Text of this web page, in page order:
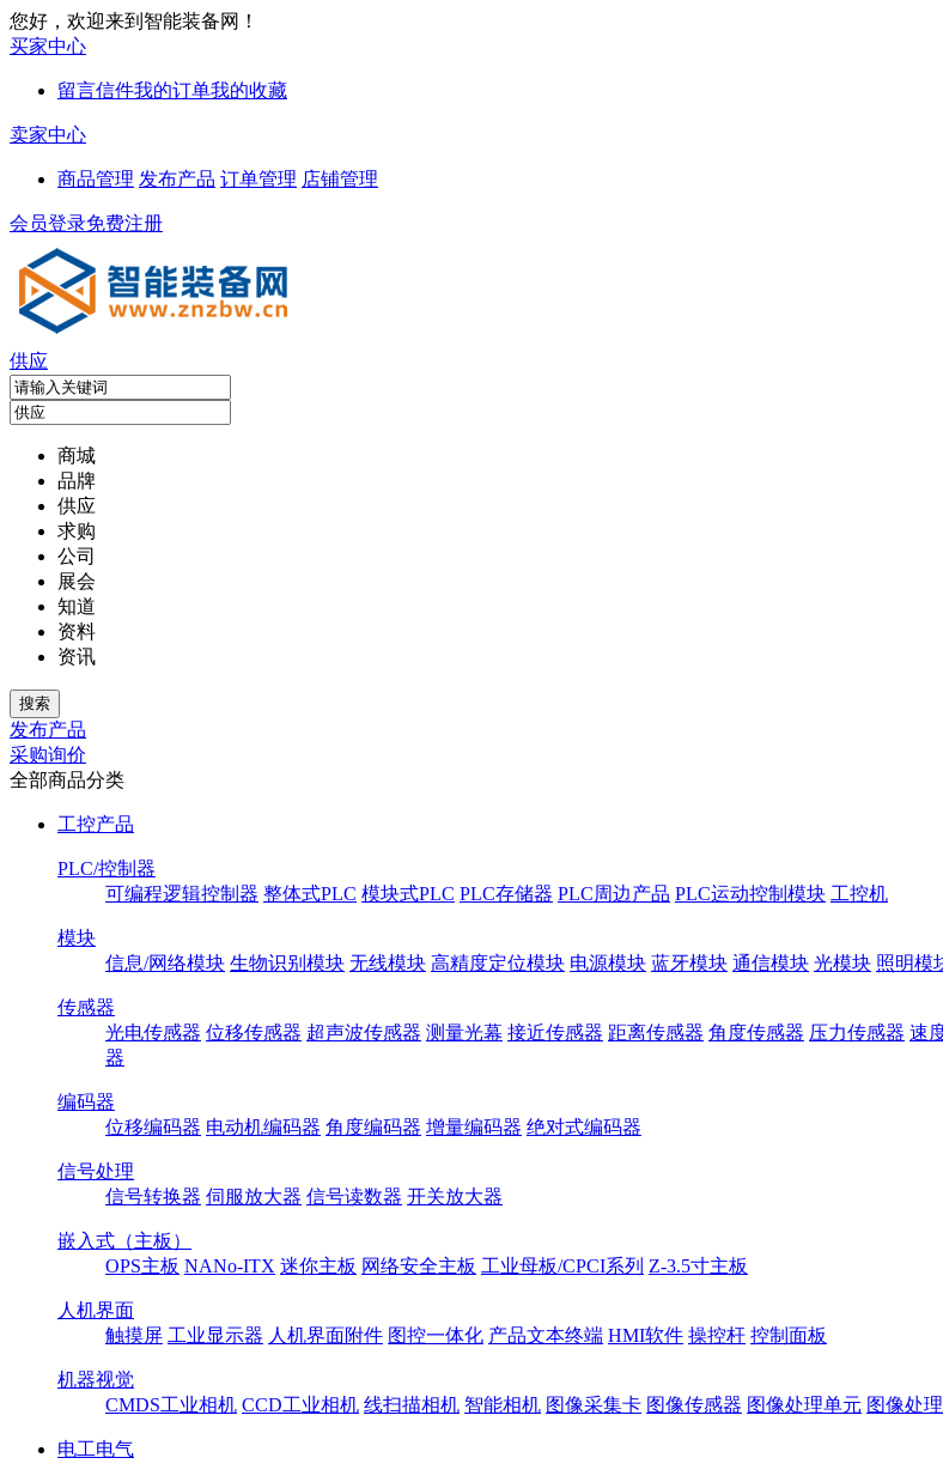
您好，欢迎来到智能装备网！
买家中心
留言信件我的订单我的收藏
卖家中心
商品管理 发布产品 订单管理 店铺管理
会员登录免费注册
供应
商城
品牌
供应
求购
公司
展会
知道
资料
资讯
发布产品
采购询价
全部商品分类
工控产品
PLC/控制器
可编程逻辑控制器 整体式PLC 模块式PLC PLC存储器 PLC周边产品 PLC运动控制模块 工控机
模块
信息/网络模块 生物识别模块 无线模块 高精度定位模块 电源模块 蓝牙模块 通信模块 光模块 照明模
传感器
光电传感器 位移传感器 超声波传感器 测量光幕 接近传感器 距离传感器 角度传感器 压力传感器 速
器
编码器
位移编码器 电动机编码器 角度编码器 增量编码器 绝对式编码器
信号处理
信号转换器 伺服放大器 信号读数器 开关放大器
嵌入式（主板）
OPS主板 NANo-ITX 迷你主板 网络安全主板 工业母板/CPCI系列 Z-3.5寸主板
人机界面
触摸屏 工业显示器 人机界面附件 图控一体化 产品文本终端 HMI软件 操控杆 控制面板
机器视觉
CMDS工业相机 CCD工业相机 线扫描相机 智能相机 图像采集卡 图像传感器 图像处理单元 图像处
电工电气